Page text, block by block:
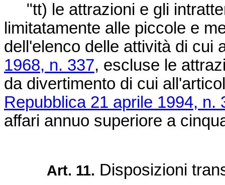
"tt) le attrazioni e gli
limitatamente alle piccole e
dell'elenco delle attività di cui
1968, n. 337, escluse le
da divertimento di cui
Repubblica 21 aprile 1994, n.
affari annuo superiore a
Art. 11. Disposizioni